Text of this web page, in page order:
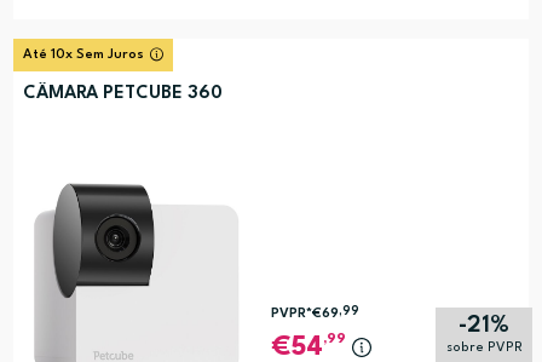
Até 10x Sem Juros
CÂMARA PETCUBE 360
-21%
sobre PVPR
PVPR*€69,99
54,99